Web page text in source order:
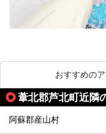
おすすめの
葦北郡芦北町近隣
阿蘇郡産山村